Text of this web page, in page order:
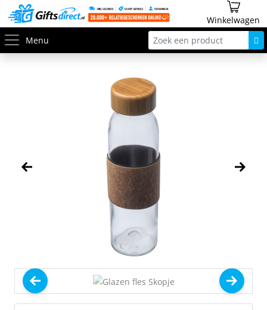
Winkelwagen
Menu